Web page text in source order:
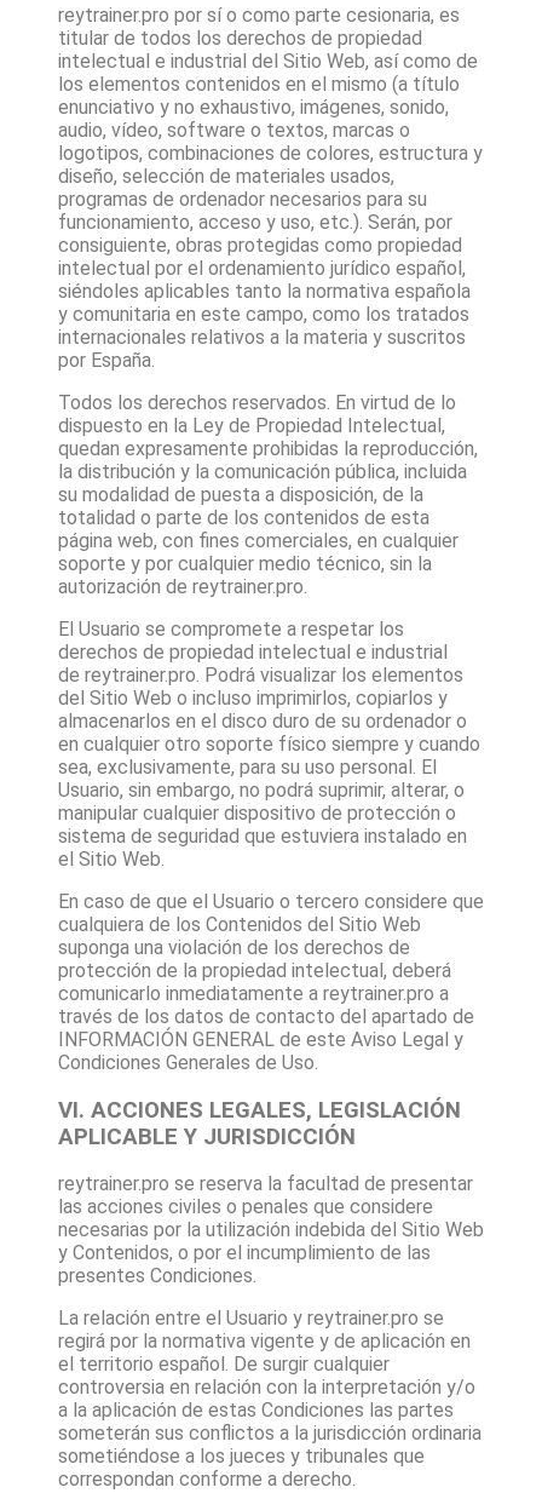
reytrainer.pro por sí o como parte cesionaria, es
titular de todos los derechos de propiedad
intelectual e industrial del Sitio Web, así como de
los elementos contenidos en el mismo (a título
enunciativo y no exhaustivo, imágenes, sonido,
audio, vídeo, software o textos, marcas o
logotipos, combinaciones de colores, estructura y
diseño, selección de materiales usados,
programas de ordenador necesarios para su
funcionamiento, acceso y uso, etc.). Serán, por
consiguiente, obras protegidas como propiedad
intelectual por el ordenamiento jurídico español,
siéndoles aplicables tanto la normativa española
y comunitaria en este campo, como los tratados
internacionales relativos a la materia y suscritos
por España.
Todos los derechos reservados. En virtud de lo
dispuesto en la Ley de Propiedad Intelectual,
quedan expresamente prohibidas la reproducción,
la distribución y la comunicación pública, incluida
su modalidad de puesta a disposición, de la
totalidad o parte de los contenidos de esta
página web, con fines comerciales, en cualquier
soporte y por cualquier medio técnico, sin la
autorización de reytrainer.pro.
El Usuario se compromete a respetar los
derechos de propiedad intelectual e industrial
de reytrainer.pro. Podrá visualizar los elementos
del Sitio Web o incluso imprimirlos, copiarlos y
almacenarlos en el disco duro de su ordenador o
en cualquier otro soporte físico siempre y cuando
sea, exclusivamente, para su uso personal. El
Usuario, sin embargo, no podrá suprimir, alterar, o
manipular cualquier dispositivo de protección o
sistema de seguridad que estuviera instalado en
el Sitio Web.
En caso de que el Usuario o tercero considere que
cualquiera de los Contenidos del Sitio Web
suponga una violación de los derechos de
protección de la propiedad intelectual, deberá
comunicarlo inmediatamente a reytrainer.pro a
través de los datos de contacto del apartado de
INFORMACIÓN GENERAL de este Aviso Legal y
Condiciones Generales de Uso.
VI. ACCIONES LEGALES, LEGISLACIÓN
APLICABLE Y JURISDICCIÓN
reytrainer.pro se reserva la facultad de presentar
las acciones civiles o penales que considere
necesarias por la utilización indebida del Sitio Web
y Contenidos, o por el incumplimiento de las
presentes Condiciones.
La relación entre el Usuario y reytrainer.pro se
regirá por la normativa vigente y de aplicación en
el territorio español. De surgir cualquier
controversia en relación con la interpretación y/o
a la aplicación de estas Condiciones las partes
someterán sus conflictos a la jurisdicción ordinaria
sometiéndose a los jueces y tribunales que
correspondan conforme a derecho.